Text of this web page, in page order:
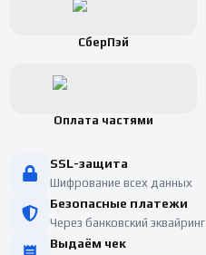
СберПэй
Оплата частями
SSL-защита
Шифрование всех данных
Безопасные платежи
Через банковский эквайринг
Выдаём чек